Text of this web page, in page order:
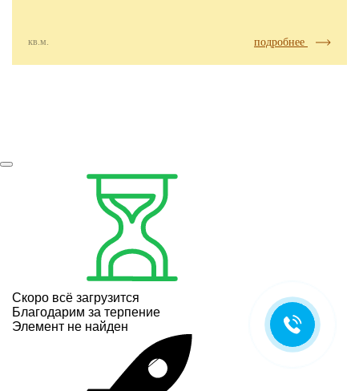
кв.м. подробнее
Скоро всё загрузится
Благодарим за терпение
Элемент не найден